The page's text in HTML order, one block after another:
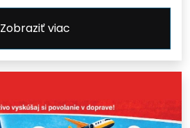
Zobraziť viac